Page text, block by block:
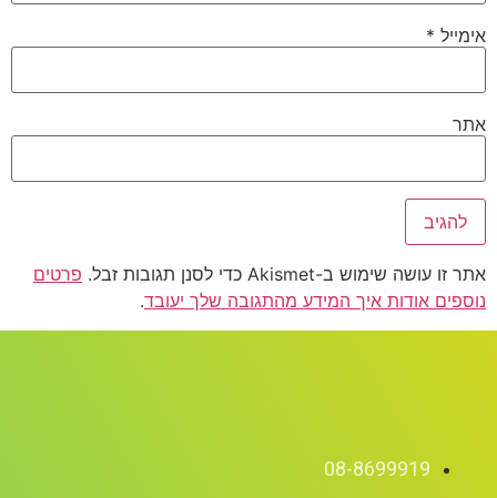
אימייל *
אתר
אתר זו עושה שימוש ב-Akismet כדי לסנן תגובות זבל.
פרטים
נוספים אודות איך המידע מהתגובה שלך יעובד.
08-8699919